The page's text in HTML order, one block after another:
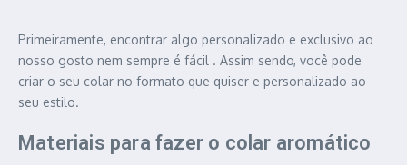
Primeiramente, encontrar algo personalizado e exclusivo ao
nosso gosto nem sempre é fácil . Assim sendo, você pode
criar o seu colar no formato que quiser e personalizado ao
seu estilo.
Materiais para fazer o colar aromático